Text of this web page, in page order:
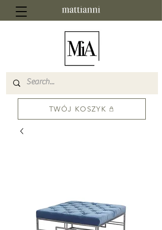
TWÓJ KOSZYK